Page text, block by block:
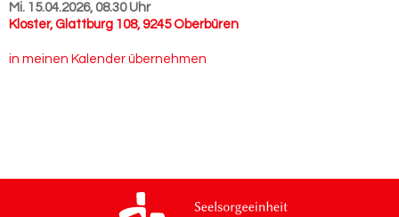
Mi. 15.04.2026, 08.30 Uhr
Kloster,Glattburg 108, 9245 Oberbüren
in meinen Kalender übernehmen